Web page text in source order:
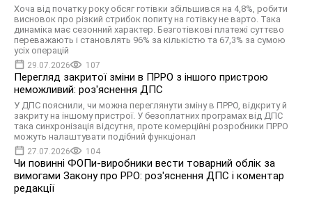
Хоча від початку року обсяг готівки збільшився на 4,8%, робити
висновок про різкий стрибок попиту на готівку не варто. Така
динаміка має сезонний характер. Безготівкові платежі суттєво
переважають і становлять 96% за кількістю та 67,3% за сумою
усіх операцій
29.07.2026 107
Перегляд закритої зміни в ПРРО з іншого пристрою
неможливий: роз'яснення ДПС
У ДПС пояснили, чи можна переглянути зміну в ПРРО, відкриту й
закриту на іншому пристрої. У безоплатних програмах від ДПС
така синхронізація відсутня, проте комерційні розробники ПРРО
можуть налаштувати подібний функціонал
27.07.2026 104
Чи повинні ФОПи-виробники вести товарний облік за
вимогами Закону про РРО: роз'яснення ДПС і коментар
редакції